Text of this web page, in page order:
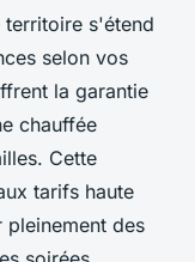
s'étend
selon vos
la garantie
chauffée
Cette
tarifs haute
des